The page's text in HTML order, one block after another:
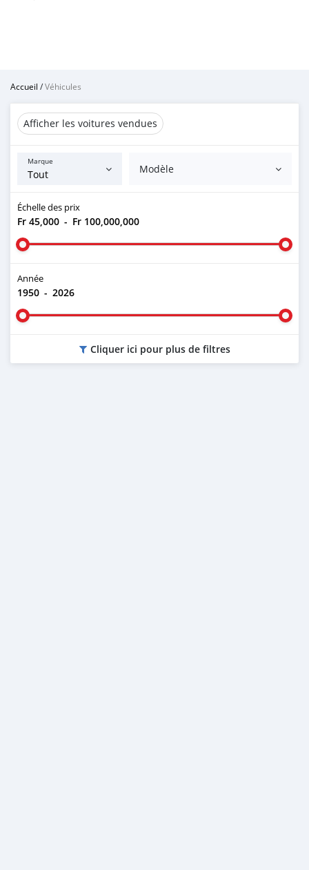
Accueil /Véhicules
Afficher les voitures vendues
Marque
Modèle
Échelle des prix
Fr 45,000 - Fr 100,000,000
Année
1950 - 2026
Cliquer ici pour plus de filtres